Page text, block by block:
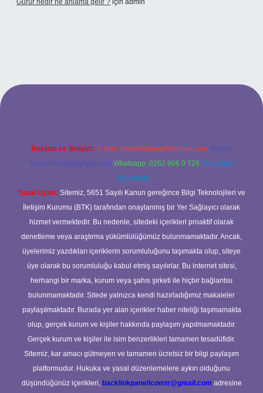
Gurur nedir ne anlama gelir ? için admin
Reklam ve İletişim: E-mail: backlinkpaneli@gmail.com Teams:
forumhizmeti@gmail.com Whatsapp: 0262 606 0 726 Telegram:
@karabul
Yasal Uyarı: Sitemiz, 5651 Sayılı Kanun gereğince Bilgi Teknolojileri ve
İletişim Kurumu (BTK) tarafından onaylanmış bir Yer Sağlayıcı olarak
hizmet vermektedir. Bu nedenle, sitedeki içerikleri proaktif olarak
denetleme veya araştırma yükümlülüğümüz bulunmamaktadır. Ancak,
üyelerimiz yazdıkları içeriklerin sorumluluğunu taşımakta olup, siteye
üye olarak bu sorumluluğu kabul etmiş sayılırlar. Bu internet sitesi,
herhangi bir marka, kurum veya şahıs şirketi ile hiçbir bağlantısı
bulunmamaktadır. Sitede yalnızca kendi hazırladığımız makaleler
paylaşılmaktadır. Burada yer alan içerikler haber niteliği taşımamakta
olup, gerçek kurum ve kişiler hakkında paylaşım yapılmamaktadır.
Gerçek kurum ve kişiler ile isim benzerlikleri tamamen tesadüfidir.
Sitemiz, kar amacı gütmeyen ve tamamen ücretsiz bir bilgi paylaşım
platformudur. Hukuka ve yasal düzenlemelere aykırı olduğunu
düşündüğünüz içerikleri, backlinkpanelicomtr@gmail.com adresine